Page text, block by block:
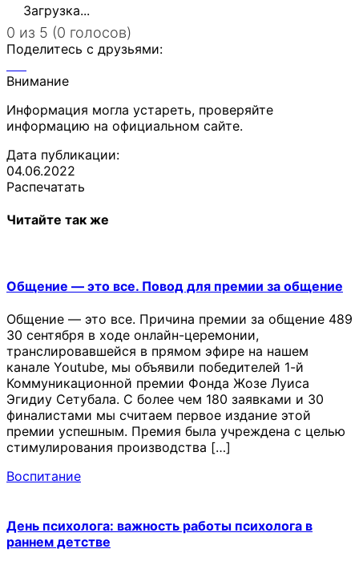
Загрузка...
0 из 5 (0 голосов)
Поделитесь с друзьями:
Внимание
Информация могла устареть, проверяйте
информацию на официальном сайте.
Дата публикации:
04.06.2022
Распечатать
Читайте так же
Общение — это все. Повод для премии за общение
Общение — это все. Причина премии за общение 489
30 сентября в ходе онлайн-церемонии,
транслировавшейся в прямом эфире на нашем
канале Youtube, мы объявили победителей 1-й
Коммуникационной премии Фонда Жозе Луиса
Эгидиу Сетубала. С более чем 180 заявками и 30
финалистами мы считаем первое издание этой
премии успешным. Премия была учреждена с целью
стимулирования производства […]
Воспитание
День психолога: важность работы психолога в
раннем детстве